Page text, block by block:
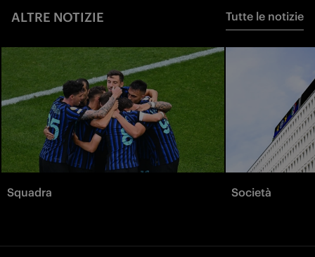
ALTRE NOTIZIE Tutte le notizie
Squadra Società